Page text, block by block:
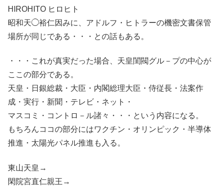
HIROHITO ヒロヒト
昭和天◯裕仁因みに、アドルフ・ヒトラーの機密文書保管
場所が同じである・・・との話もある。
・・・これが真実だった場合、天皇閨閥グル－プの中心が
ここの部分である。
天皇・日銀総裁・大臣・内閣総理大臣・侍従長・法案作
成・実行・新聞・テレビ・ネット・
マスコミ・コントロ－ル諸々・・・という内容になる。
もちろんココの部分にはワクチン・オリンピック・半導体
推進・太陽光パネル推進も入る。
東山天皇→
閑院宮直仁親王→